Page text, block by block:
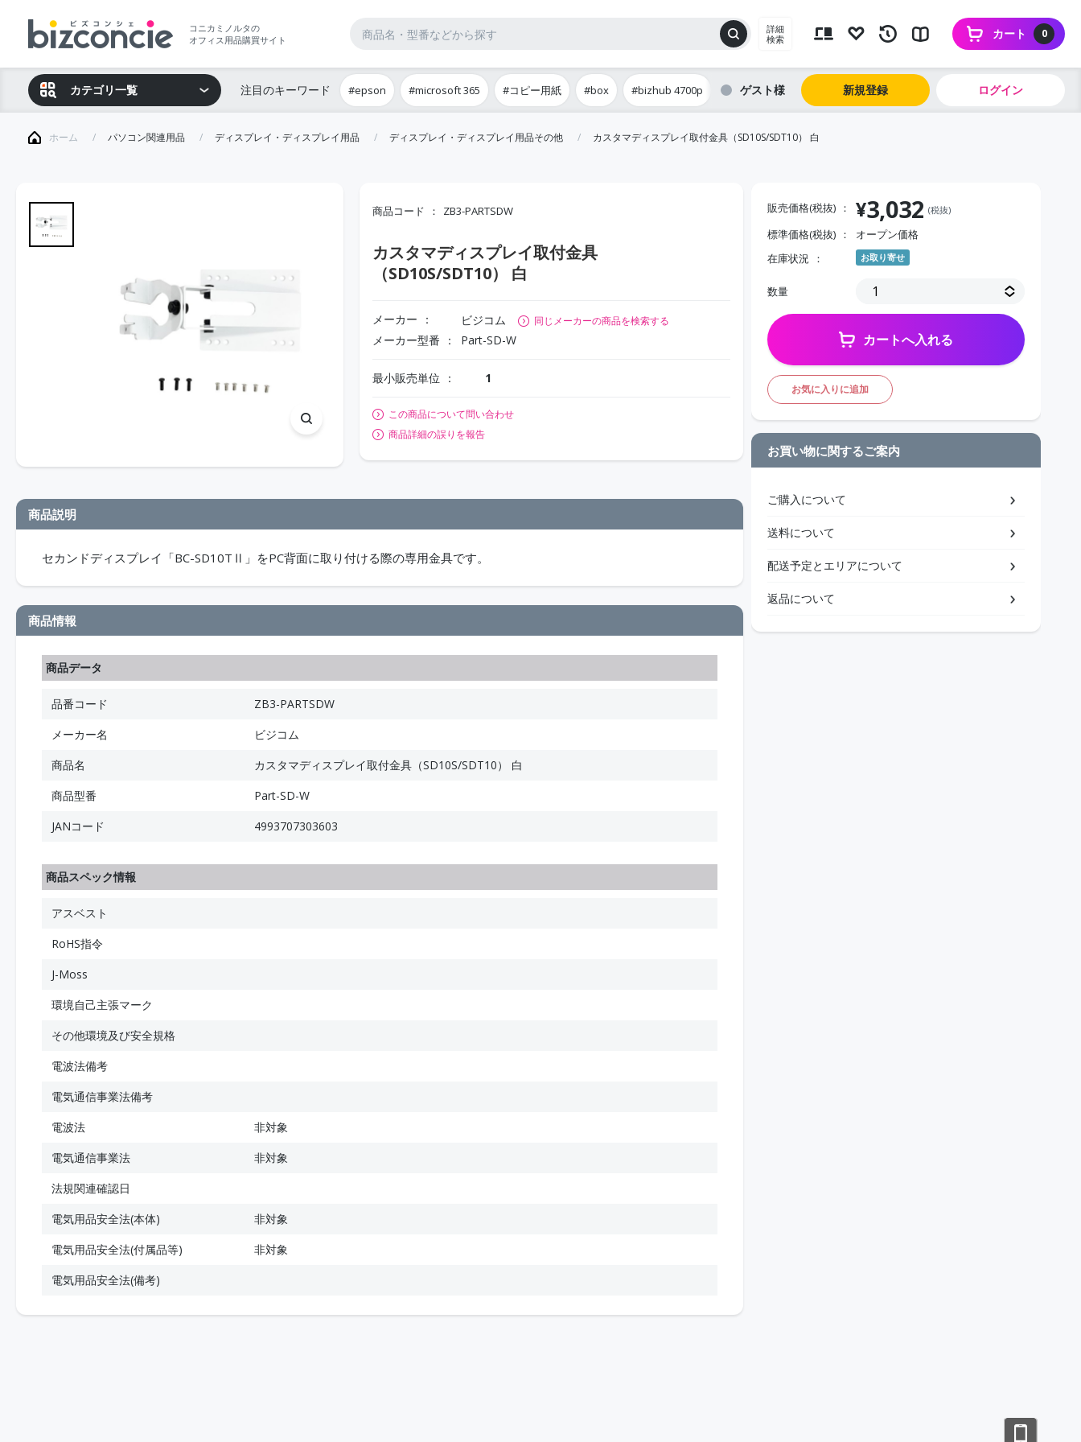
コニカミノルタの
オフィス用品購買サイト
詳細
検索
0
カート
カテゴリ一覧 注目のキーワード #epson #microsoft 365 #コピー用紙 #box #bizhub 4700p ゲスト 新規登録 ログイン
ホーム パソコン関連用品 ディスプレイ・ディスプレイ用品 ディスプレイ・ディスプレイ用品その他 カスタマディスプレイ取付金具（SD10S/SDT10） 白
商品コード ZB3-PARTSDW
カスタマディスプレイ取付金具
（SD10S/SDT10） 白
メーカー ビジコム 同じメーカーの商品を検索する
メーカー型番 Part-SD-W
最小販売単位 1
この商品について問い合わせ
商品詳細の誤りを報告
商品説明
セカンドディスプレイ「BC-SD10TⅡ」をPC背面に取り付ける際の専用金具です。
商品情報
商品データ
品番コード
ZB3-PARTSDW
メーカー名
ビジコム
商品名
カスタマディスプレイ取付金具（SD10S/SDT10） 白
商品型番
Part-SD-W
JANコード
4993707303603
商品スペック情報
アスベスト
RoHS指令
J-Moss
環境自己主張マーク
その他環境及び安全規格
電波法備考
電気通信事業法備考
電波法
非対象
電気通信事業法
非対象
法規関連確認日
電気用品安全法(本体)
非対象
電気用品安全法(付属品等)
非対象
電気用品安全法(備考)
販売価格(税抜) ¥3,032 (税抜)
標準価格(税抜)
オープン価格
在庫状況
お取り寄せ
数量
カートへ入れる
お気に入りに追加
お買い物に関するご案内
ご購入について
送料について
配送予定とエリアについて
返品について